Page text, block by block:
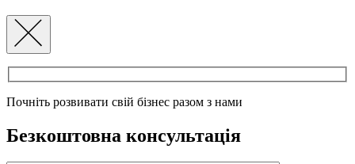
Почніть розвивати свій бізнес разом з нами
Безкоштовна консультація